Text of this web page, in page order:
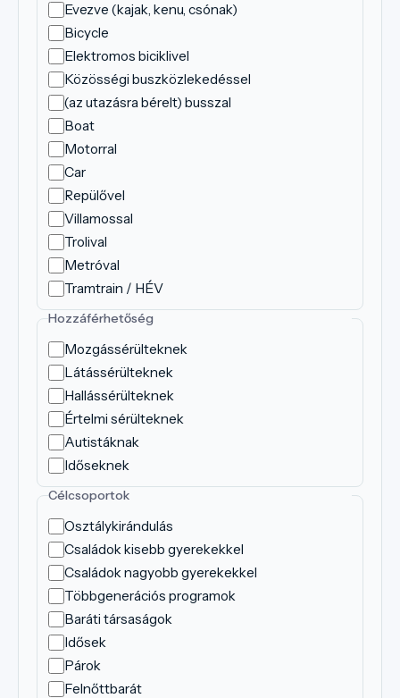
Evezve (kajak, kenu, csónak)
Bicycle
Elektromos biciklivel
Közösségi buszközlekedéssel
(az utazásra bérelt) busszal
Boat
Motorral
Car
Repülővel
Villamossal
Trolival
Metróval
Tramtrain / HÉV
Hozzáférhetőség
Mozgássérülteknek
Látássérülteknek
Hallássérülteknek
Értelmi sérülteknek
Autistáknak
Időseknek
Célcsoportok
Osztálykirándulás
Családok kisebb gyerekekkel
Családok nagyobb gyerekekkel
Többgenerációs programok
Baráti társaságok
Idősek
Párok
Felnőttbarát